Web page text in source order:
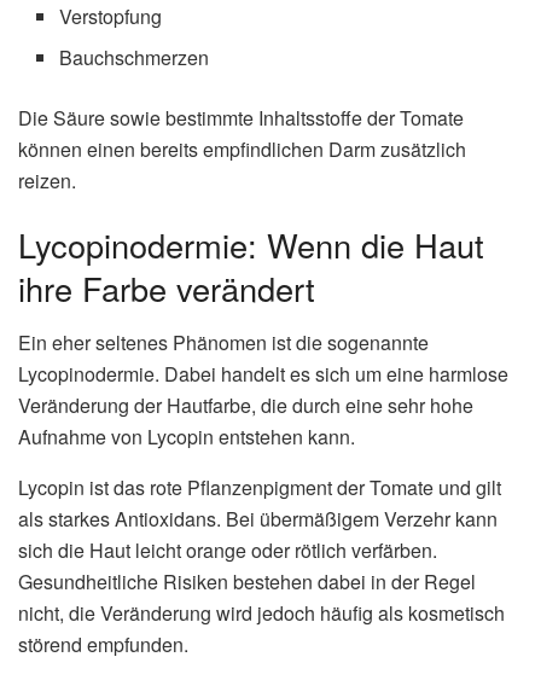
Verstopfung
Bauchschmerzen
Die Säure sowie bestimmte Inhaltsstoffe der Tomate
können einen bereits empfindlichen Darm zusätzlich
reizen.
Lycopinodermie: Wenn die Haut
ihre Farbe verändert
Ein eher seltenes Phänomen ist die sogenannte
Lycopinodermie. Dabei handelt es sich um eine harmlose
Veränderung der Hautfarbe, die durch eine sehr hohe
Aufnahme von Lycopin entstehen kann.
Lycopin ist das rote Pflanzenpigment der Tomate und gilt
als starkes Antioxidans. Bei übermäßigem Verzehr kann
sich die Haut leicht orange oder rötlich verfärben.
Gesundheitliche Risiken bestehen dabei in der Regel
nicht, die Veränderung wird jedoch häufig als kosmetisch
störend empfunden.